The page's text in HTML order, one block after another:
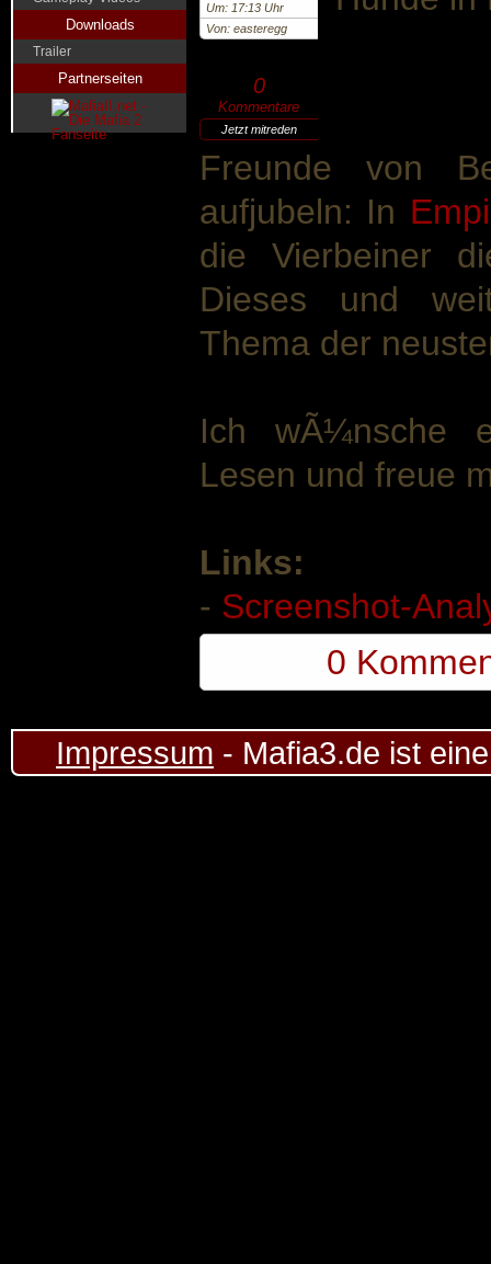
Downloads
Trailer
Partnerseiten
Um: 17:13 Uhr
Von: easteregg
0
Kommentare
Jetzt mitreden
Freunde von
aufjubeln: In
die Vierbeiner
Dieses und
Thema der
Ich wÃ¼nsche
Lesen und freue
Links:
- Screenshot-
0
Impressum - Mafia3.de ist